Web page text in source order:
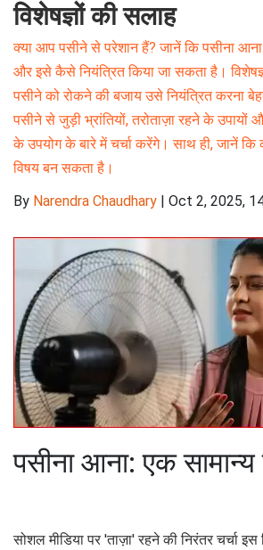
विशेषज्ञों की सलाह
क्या आप पसीने से परेशान हैं? जानें कि पसीना आना
और इसे कैसे नियंत्रित किया जा सकता है।
पसीने को रोकने की बजाय उसे नियंत्रित करना
पसीने से जुड़ी भ्रांतियों, तरोताज़ा रहने के उपायों
के उपयोग के बारे में चर्चा करेंगे। साथ ही, जानें कि
विषय बन सकता है।
By Narendra Chaudhary | Oct 2, 2025,
पसीना आना: एक सामान्य
सोशल मीडिया पर 'ताज़ा' रहने की निरंतर चर्चा इस